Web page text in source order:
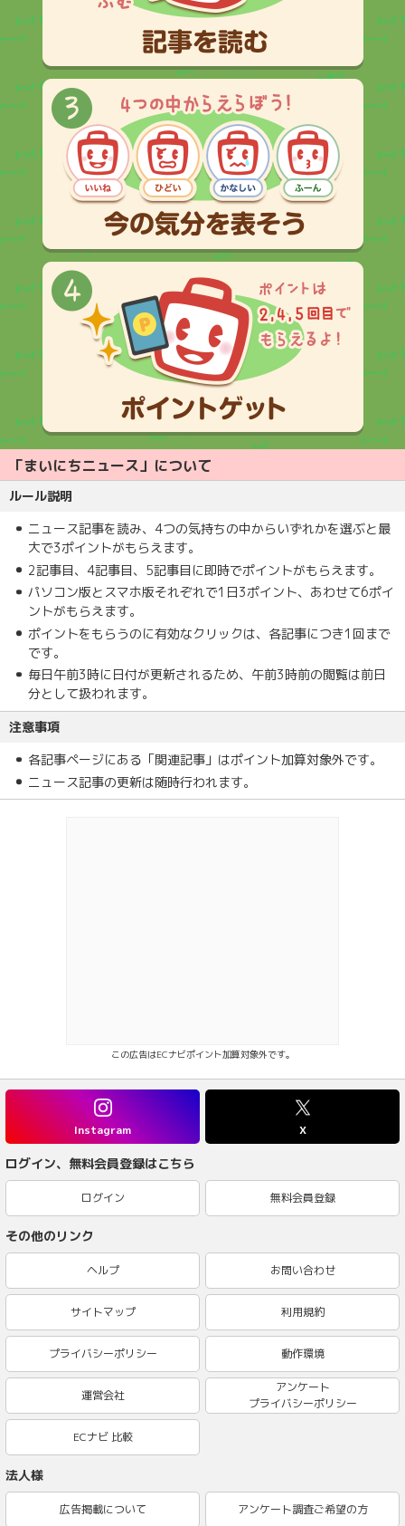
「まいにちニュース」について
ルール説明
ニュース記事を読み、4つの気持ちの中からいずれかを選ぶと最
大で3ポイントがもらえます。
2記事目、4記事目、5記事目に即時でポイントがもらえます。
パソコン版とスマホ版それぞれで1日3ポイント、あわせて6ポイ
ントがもらえます。
ポイントをもらうのに有効なクリックは、各記事につき1回まで
です。
毎日午前3時に日付が更新されるため、午前3時前の閲覧は前日
分として扱われます。
注意事項
各記事ページにある「関連記事」はポイント加算対象外です。
ニュース記事の更新は随時行われます。
この広告はECナビポイント加算対象外です。
Instagram X
ログイン、無料会員登録はこちら
ログイン 無料会員登録
その他のリンク
ヘルプ お問い合わせ
サイトマップ 利用規約
プライバシーポリシー 動作環境
運営会社
アンケート
プライバシーポリシー
ECナビ 比較
法人様
広告掲載について アンケート調査ご希望の方